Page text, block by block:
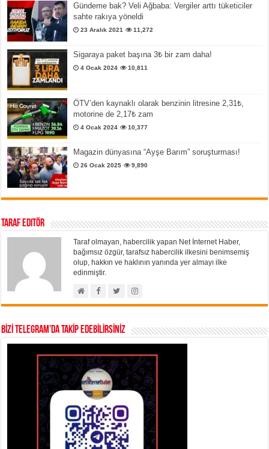
Gündeme bak? Veli Ağbaba: Vergiler arttı tüketiciler
sahte rakıya yöneldi
23 Aralık 2021 11,272
Sigaraya paket başına 3₺ bir zam daha!
4 Ocak 2024 10,811
ÖTV’den kaynaklı olarak benzinin litresine 2,31₺,
motorine de 2,17₺ zam
4 Ocak 2024 10,377
Magazin dünyasına “Ayşe Barım” soruşturması!
26 Ocak 2025 9,890
Taraf Editör
Taraf olmayan, habercilik yapan Net İnternet Haber,
bağımsız özgür, tarafsız habercilik ilkesini benimsemiş
olup, hakkın ve haklının yanında yer almayı ilke
edinmiştir.
BİZİ TELEGRAM’DA TAKİP EDEBİLİRSİNİZ